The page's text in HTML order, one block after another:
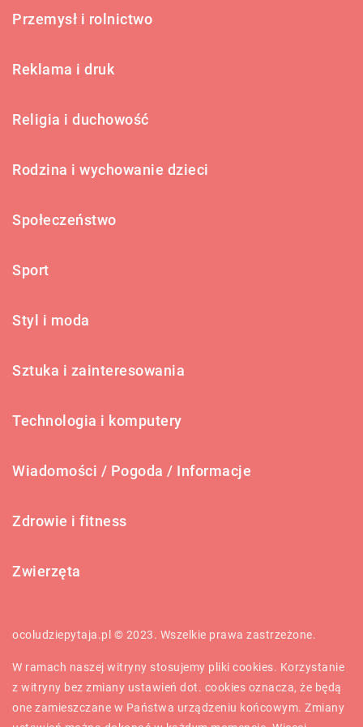
Przemysł i rolnictwo
Reklama i druk
Religia i duchowość
Rodzina i wychowanie dzieci
Społeczeństwo
Sport
Styl i moda
Sztuka i zainteresowania
Technologia i komputery
Wiadomości / Pogoda / Informacje
Zdrowie i fitness
Zwierzęta
ocoludziepytaja.pl © 2023. Wszelkie prawa zastrzeżone.
W ramach naszej witryny stosujemy pliki cookies. Korzystanie
z witryny bez zmiany ustawień dot. cookies oznacza, że będą
one zamieszczane w Państwa urządzeniu końcowym. Zmiany